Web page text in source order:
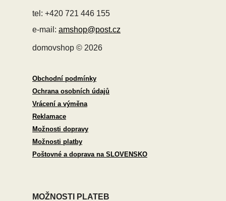
tel: +420 721 446 155
e-mail: amshop@post.cz
domovshop © 2026
Obchodní podmínky
Ochrana osobních údajů
Vrácení a výměna
Reklamace
Možnosti dopravy
Možnosti platby
Poštovné a doprava na SLOVENSKO
MOŽNOSTI PLATEB